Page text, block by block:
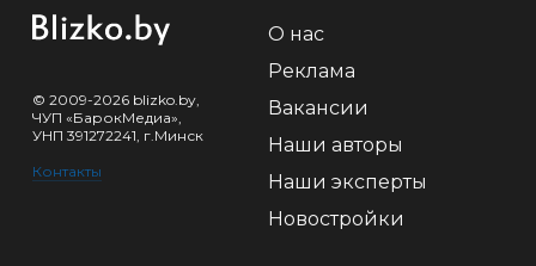
© 2009-2026 blizko.by,
ЧУП «БарокМедиа»,
УНП 391272241, г.Минск
Контакты
О нас
Реклама
Вакансии
Наши авторы
Наши эксперты
Новостройки